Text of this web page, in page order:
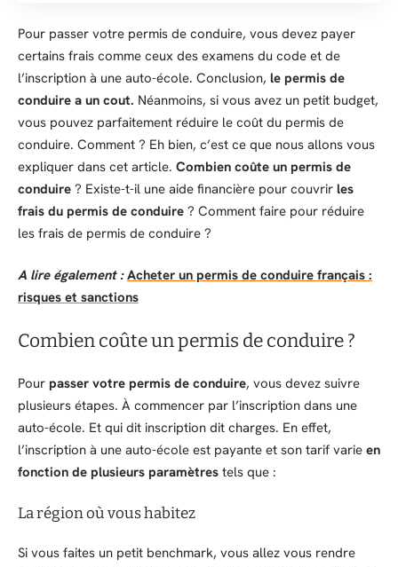
Pour passer votre permis de conduire, vous devez payer
certains frais comme ceux des examens du code et de
l’inscription à une auto-école. Conclusion, le permis de
conduire a un cout. Néanmoins, si vous avez un petit budget,
vous pouvez parfaitement réduire le coût du permis de
conduire. Comment ? Eh bien, c’est ce que nous allons vous
expliquer dans cet article. Combien coûte un permis de
conduire ? Existe-t-il une aide financière pour couvrir les
frais du permis de conduire ? Comment faire pour réduire
les frais de permis de conduire ?
A lire également : Acheter un permis de conduire français :
risques et sanctions
Combien coûte un permis de conduire ?
Pour passer votre permis de conduire, vous devez suivre
plusieurs étapes. À commencer par l’inscription dans une
auto-école. Et qui dit inscription dit charges. En effet,
l’inscription à une auto-école est payante et son tarif varie en
fonction de plusieurs paramètres tels que :
La région où vous habitez
Si vous faites un petit benchmark, vous allez vous rendre